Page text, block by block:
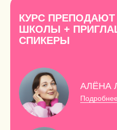
Подробнее
АЛЁНА
КУРС
ШКОЛЫ +
СПИКЕРЫ